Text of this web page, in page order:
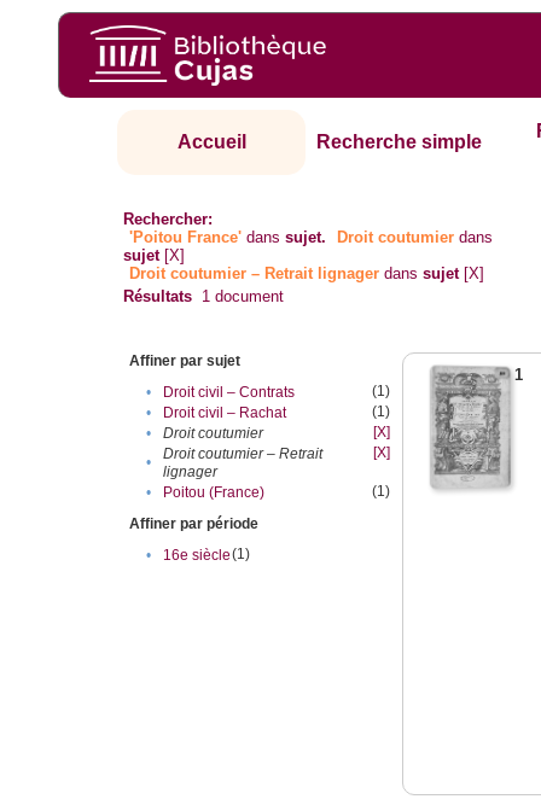
Accueil Recherche simple
Rechercher:
'Poitou France' danssujet. Droit coutumier dans
sujet [X]
Droit coutumier – Retrait lignager danssujet [X]
Résultats 1 document
Affiner par sujet
•
Droit civil – Contrats
(1)
•
Droit civil – Rachat
(1)
•
Droit coutumier
[X]
•
Droit coutumier – Retrait
lignager
[X]
• Poitou (France)
(1)
Affiner par période
•
16e siècle(1)
1